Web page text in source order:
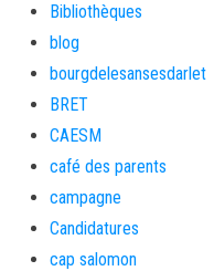
Bibliothèques
blog
bourgdelesansesdarlet
BRET
CAESM
café des parents
campagne
Candidatures
cap salomon